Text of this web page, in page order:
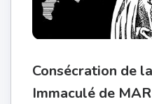
Consécration de
Immaculé de